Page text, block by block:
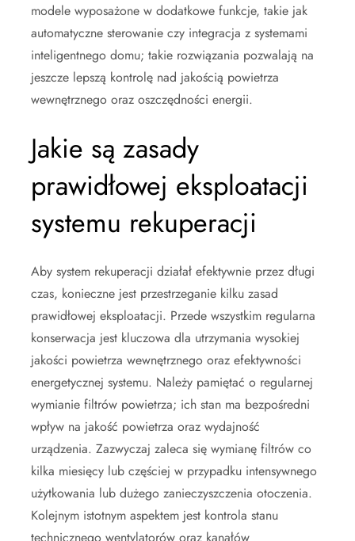
modele wyposażone w dodatkowe funkcje, takie jak
automatyczne sterowanie czy integracja z systemami
inteligentnego domu; takie rozwiązania pozwalają na
jeszcze lepszą kontrolę nad jakością powietrza
wewnętrznego oraz oszczędności energii.
Jakie są zasady
prawidłowej eksploatacji
systemu rekuperacji
Aby system rekuperacji działał efektywnie przez długi
czas, konieczne jest przestrzeganie kilku zasad
prawidłowej eksploatacji. Przede wszystkim regularna
konserwacja jest kluczowa dla utrzymania wysokiej
jakości powietrza wewnętrznego oraz efektywności
energetycznej systemu. Należy pamiętać o regularnej
wymianie filtrów powietrza; ich stan ma bezpośredni
wpływ na jakość powietrza oraz wydajność
urządzenia. Zazwyczaj zaleca się wymianę filtrów co
kilka miesięcy lub częściej w przypadku intensywnego
użytkowania lub dużego zanieczyszczenia otoczenia.
Kolejnym istotnym aspektem jest kontrola stanu
technicznego wentylatorów oraz kanałów